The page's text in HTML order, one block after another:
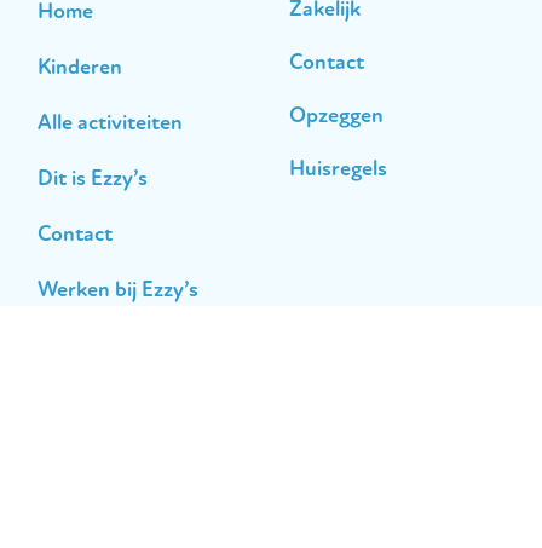
Home
Kinderen
Alle activiteiten
Dit is Ezzy’s
Contact
Werken bij Ezzy’s
Zakelijk
Contact
Opzeggen
Huisregels